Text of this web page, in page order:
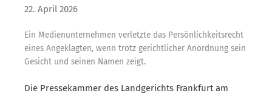
22. April 2026
Ein Medien­un­ter­nehmen verletzte das Persön­lich­keits­recht
eines Angeklagten, wenn trotz gericht­licher Anordnung sein
Gesicht und seinen Namen zeigt.
Die Presse­kammer des Landge­richts Frankfurt am